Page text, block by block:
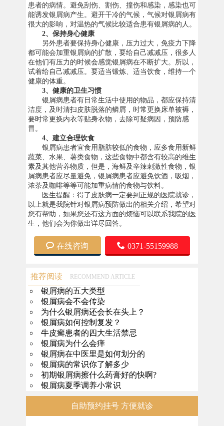
患者的病情。避免刮伤、割伤、撞伤和感染，感染也可
能诱发银屑病产生。避开干冷的气候，气候对银屑病有
很大的影响，对温热的气候比较适合患有银屑病的人。
2、保持身心健康
另外患者要保持身心健康，压力过大，免疫力下降
都可能会加重银屑病的扩散，要给自己减减压，很多人
在他们有压力的时候会感觉银屑病在不断扩大。所以，
试着给自己减减压。要适当锻炼、适当饮食，维持一个
健康的体重。
3、健康的卫生习惯
银屑病患者有日常生活中使用的物品，都应保持清
洁度，及时清扫皮肤脱落的鳞屑，时常更换床单被褥，
要时常更换内衣等贴身衣物，去除可疑病因，预防感
冒。
4、建立合理饮食
银屑病患者宜食用脂肪较低的食物，应多食用新鲜
蔬菜、水果、薯类食物，这些食物中都含有较高的维生
素及其他营养物质，但是，海鲜及辛辣刺激性食物，银
屑病患者应尽量避免，银屑病患者应避免饮酒，吸烟，
浓茶及咖啡等等可能加重病情的食物与饮料。
医生提醒：得了皮肤病一定要到正规的医院就诊，
以上就是我院针对银屑病预防做出的相关介绍，希望对
您有帮助，如果您还有这方面的烦恼可以联系我院的医
生，他们会为你做出详尽回答。
在线咨询 0371-55159988
推荐阅读 RECOMMEND ARTICLE
银屑病的五大类型
银屑病会不会传染
为什么银屑病还会长在头上？
银屑病如何控制复发？
牛皮癣患者的四大生活禁忌
银屑病为什么会痒
银屑病在中医里是如何划分的
银屑病的常识你了解多少
初期银屑病擦什么药膏好的快啊?
银屑病夏季调养小常识
自助预约挂号 方便就诊